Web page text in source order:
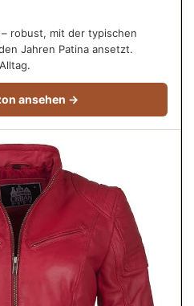
robust, mit der typischen
Jahren Patina ansetzt.
ansehen →